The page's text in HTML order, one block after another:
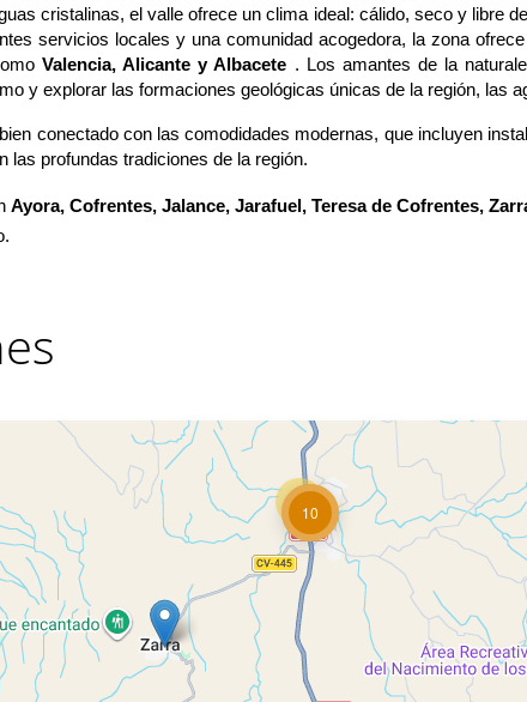
cristalinas, el valle ofrece un clima ideal: cálido, seco y libre
servicios locales y una comunidad acogedora, la zona
Valencia, Alicante y Albacete . Los amantes de la
y explorar las formaciones geológicas únicas de la región, las
conectado con las comodidades modernas, que incluyen
profundas tradiciones de la región.
Ayora, Cofrentes, Jalance, Jarafuel, Teresa de Cofrentes,
10